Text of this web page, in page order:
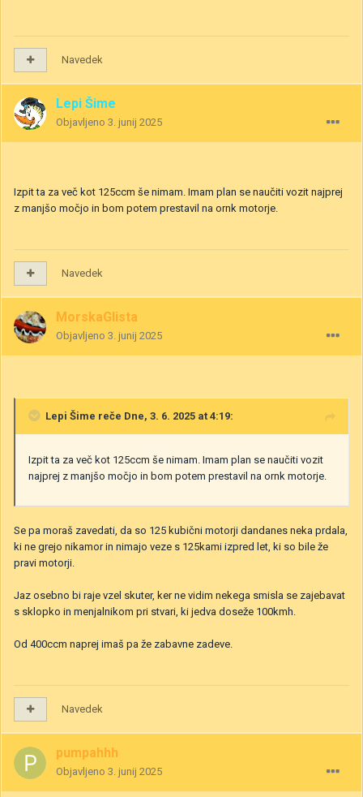
Navedek
Lepi Šime
Objavljeno 3. junij 2025
Izpit ta za več kot 125ccm še nimam. Imam plan se naučiti vozit najprej
z manjšo močjo in bom potem prestavil na ornk motorje.
Navedek
MorskaGlista
Objavljeno 3. junij 2025
Lepi Šime reče Dne, 3. 6. 2025 at 4:19:
Izpit ta za več kot 125ccm še nimam. Imam plan se naučiti vozit
najprej z manjšo močjo in bom potem prestavil na ornk motorje.
Se pa moraš zavedati, da so 125 kubični motorji dandanes neka prdala,
ki ne grejo nikamor in nimajo veze s 125kami izpred let, ki so bile že
pravi motorji.
Jaz osebno bi raje vzel skuter, ker ne vidim nekega smisla se zajebavat
s sklopko in menjalnikom pri stvari, ki jedva doseže 100kmh.
Od 400ccm naprej imaš pa že zabavne zadeve.
Navedek
pumpahhh
Objavljeno 3. junij 2025